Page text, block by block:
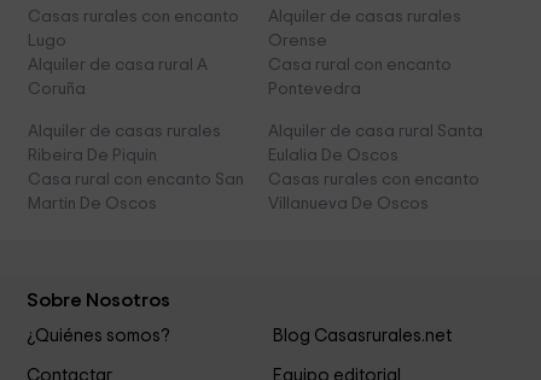
Casas rurales con encanto
Lugo
Alquiler de casas rurales
Orense
Alquiler de casa rural A
Coruña
Casa rural con encanto
Pontevedra
Alquiler de casas rurales
Ribeira De Piquin
Alquiler de casa rural Santa
Eulalia De Oscos
Casa rural con encanto San
Martin De Oscos
Casas rurales con encanto
Villanueva De Oscos
Sobre Nosotros
¿Quiénes somos? Blog Casasrurales.net
Contactar Equipo editorial